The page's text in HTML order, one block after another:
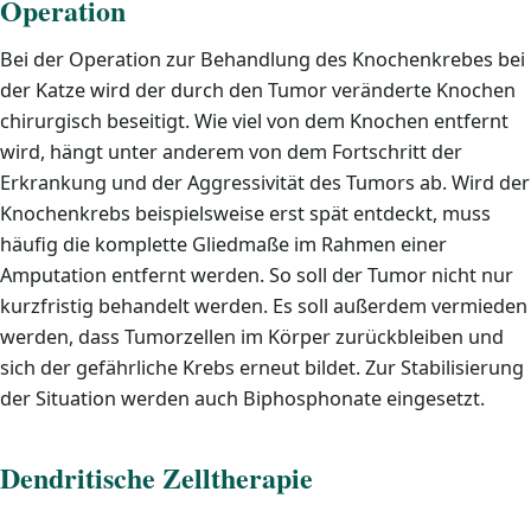
Operation
Bei der Operation zur Behandlung des Knochenkrebes bei
der Katze wird der durch den Tumor veränderte Knochen
chirurgisch beseitigt. Wie viel von dem Knochen entfernt
wird, hängt unter anderem von dem Fortschritt der
Erkrankung und der Aggressivität des Tumors ab. Wird der
Knochenkrebs beispielsweise erst spät entdeckt, muss
häufig die komplette Gliedmaße im Rahmen einer
Amputation entfernt werden. So soll der Tumor nicht nur
kurzfristig behandelt werden. Es soll außerdem vermieden
werden, dass Tumorzellen im Körper zurückbleiben und
sich der gefährliche Krebs erneut bildet. Zur Stabilisierung
der Situation werden auch Biphosphonate eingesetzt.
Dendritische Zelltherapie